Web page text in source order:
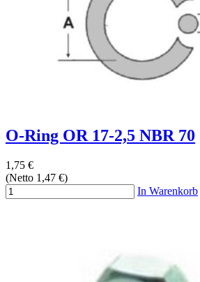
O-Ring OR 17-2,5 NBR 70
1,75 €
(Netto 1,47 €)
In Warenkorb